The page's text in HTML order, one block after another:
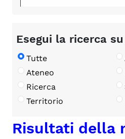
Esegui la ricerca
Tutte
Ateneo
Ricerca
Territorio
Risultati della